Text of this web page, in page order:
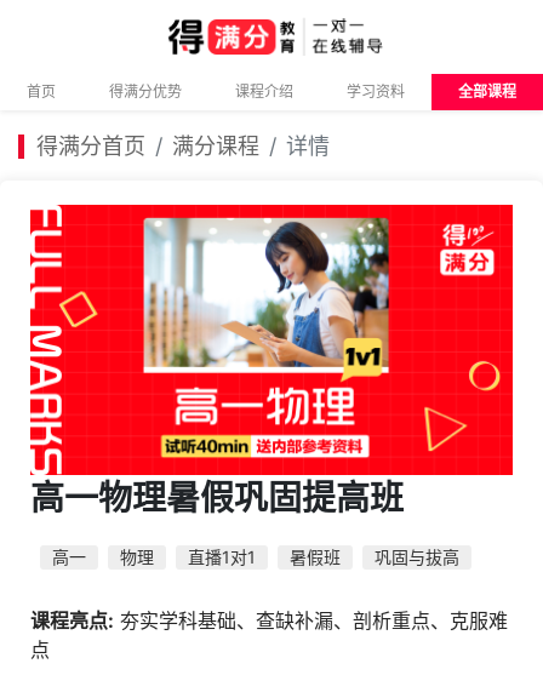
首页 得满分优势 课程介绍 学习资料 全部课程
得满分首页 满分课程 详情
高一物理暑假巩固提高班
高一 物理 直播1对1 暑假班 巩固与拔高
课程亮点: 夯实学科基础、查缺补漏、剖析重点、克服难
点